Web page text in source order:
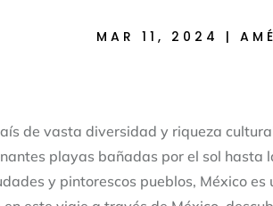
MAR 11, 2024 |
de vasta diversidad y riqueza
playas bañadas por el sol
y pintorescos pueblos, México